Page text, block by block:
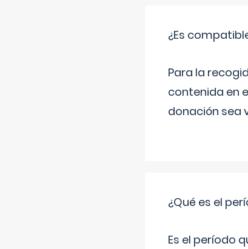
¿Es
Para la
contenida en
donación sea
¿Qué es el
Es el período